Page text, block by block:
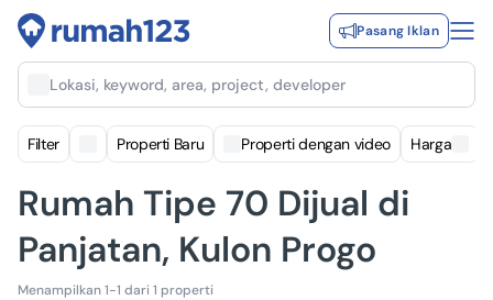
Pasang Iklan
Lokasi, keyword, area, project, developer
Filter Properti Baru Properti dengan video Harga
Rumah Tipe 70 Dijual di
Panjatan, Kulon Progo
Menampilkan 1-1 dari 1 properti